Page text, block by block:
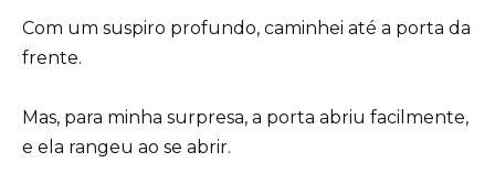
Com um suspiro profundo, caminhei até a porta da
frente.
Mas, para minha surpresa, a porta abriu facilmente,
e ela rangeu ao se abrir.